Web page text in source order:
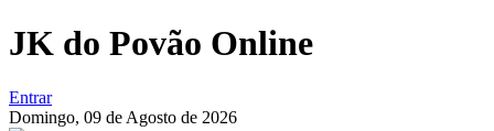
JK do Povão Online
Entrar
Domingo, 09 de Agosto de 2026